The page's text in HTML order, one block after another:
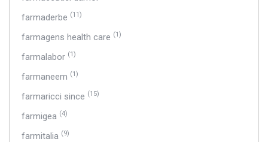
farmaderbe (11)
farmagens health care (1)
farmalabor (1)
farmaneem (1)
farmaricci since (15)
farmigea (4)
farmitalia (9)